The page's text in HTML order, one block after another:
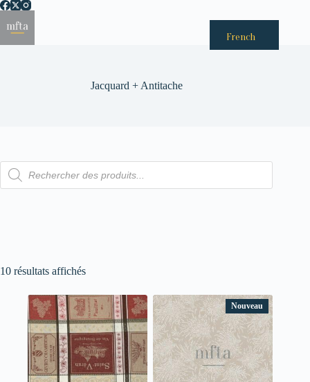
Passer
contenu
Jacquard + Antitache
10 résultats affichés
Nouveau
Recherche
de
produits
French